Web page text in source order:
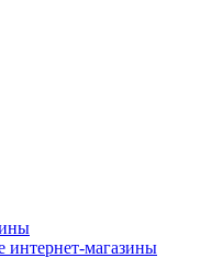
интернет-магазины